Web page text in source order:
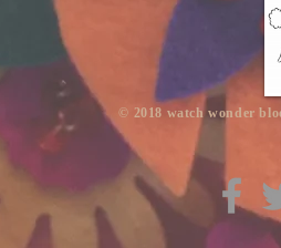
​© 2018 watch wonder